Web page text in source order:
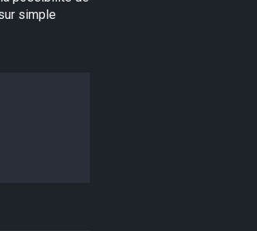
simple